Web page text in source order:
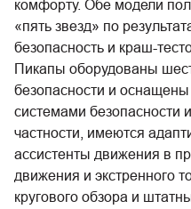
комфорту. Обе модели
«пять звезд» по
безопасность и краш-
Пикапы оборудованы
безопасности и
системами
частности, имеются
ассистенты движения в
движения и экстренного
кругового обзора и